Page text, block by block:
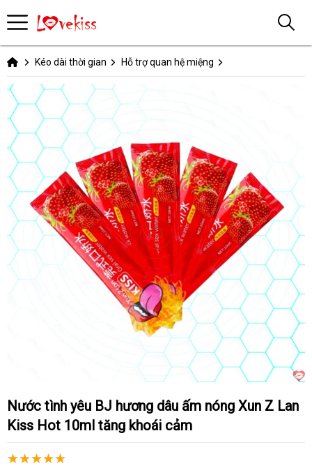
Kéo dài thời gian Hỗ trợ quan hệ miệng
Nước tình yêu BJ hương dâu ấm nóng Xun Z Lan
Kiss Hot 10ml tăng khoái cảm